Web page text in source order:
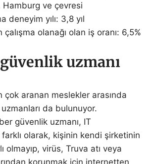
Hamburg ve çevresi
deneyim yılı: 3,8 yıl
çalışma olanağı olan iş oranı: 6,5%
uzmanı
çok aranan meslekler arasında
da bulunuyor.
güvenlik uzmanı, IT
olarak, kişinin kendi şirketinin
olmayıp, virüs, Truva atı veya
korunmak için internetten